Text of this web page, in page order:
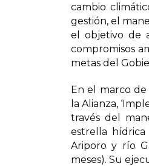
cambio
gestión, el
el objetivo de
compromisos
metas del
En el marco
la Alianza,
través del
estrella
Ariporo y río
meses). Su